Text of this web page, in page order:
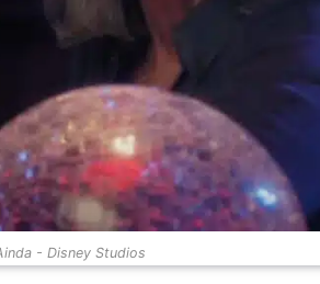
- Disney Studios